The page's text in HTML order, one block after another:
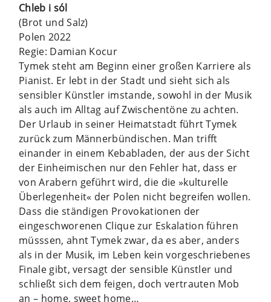
Chleb i sól
(Brot und Salz)
Polen 2022
Regie: Damian Kocur
Tymek steht am Beginn einer großen Karriere als
Pianist. Er lebt in der Stadt und sieht sich als
sensibler Künstler imstande, sowohl in der Musik
als auch im Alltag auf Zwischentöne zu achten.
Der Urlaub in seiner Heimatstadt führt Tymek
zurück zum Männerbündischen. Man trifft
einander in einem Kebabladen, der aus der Sicht
der Einheimischen nur den Fehler hat, dass er
von Arabern geführt wird, die die »kulturelle
Überlegenheit« der Polen nicht begreifen wollen.
Dass die ständigen Provokationen der
eingeschworenen Clique zur Eskalation führen
müsssen, ahnt Tymek zwar, da es aber, anders
als in der Musik, im Leben kein vorgeschriebenes
Finale gibt, versagt der sensible Künstler und
schließt sich dem feigen, doch vertrauten Mob
an – home, sweet home…